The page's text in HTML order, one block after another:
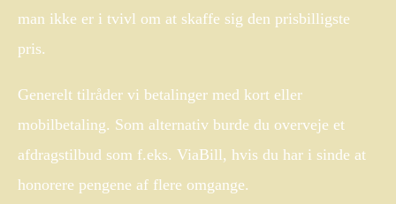
man ikke er i tvivl om at skaffe sig den prisbilligste
pris.
Generelt tilråder vi betalinger med kort eller
mobilbetaling. Som alternativ burde du overveje et
afdragstilbud som f.eks. ViaBill, hvis du har i sinde at
honorere pengene af flere omgange.